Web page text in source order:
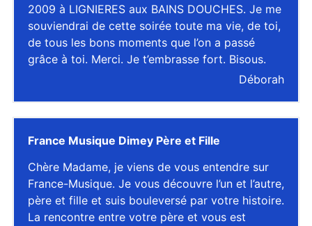
2009 à LIGNIERES aux BAINS DOUCHES. Je me
souviendrai de cette soirée toute ma vie, de toi,
de tous les bons moments que l’on a passé
grâce à toi. Merci. Je t’embrasse fort. Bisous.
Déborah
France Musique Dimey Père et Fille
Chère Madame, je viens de vous entendre sur
France-Musique. Je vous découvre l’un et l’autre,
père et fille et suis bouleversé par votre histoire.
La rencontre entre votre père et vous est